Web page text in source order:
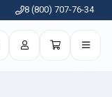
8 (800) 707-76-34